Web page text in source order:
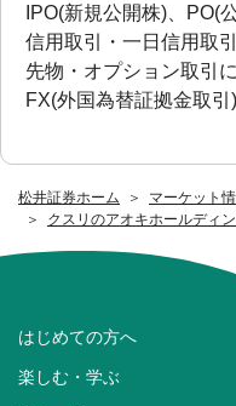
松井証券ホーム
マーケット
クスリのアオキホールディ
IPO(新規公開株)、PO(
信用取引・一日信用取
先物・オプション取引
FX(外国為替証拠金取引
はじめての方へ
楽しむ・学ぶ